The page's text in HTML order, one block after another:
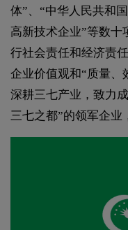
体”、“中华人民共和
高新技术企业”等数十
行社会责任和经济责
企业价值观和“质量、
深耕三七产业，致力
三七之都”的领军企业